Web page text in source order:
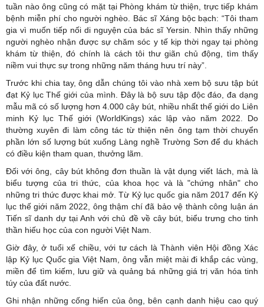
tuần nào ông cũng có mặt tại Phòng khám từ thiện, trực tiếp khám
bệnh miễn phí cho người nghèo. Bác sĩ Xáng bộc bạch: “Tôi tham
gia vì muốn tiếp nối di nguyện của bác sĩ Yersin. Nhìn thấy những
người nghèo nhận được sự chăm sóc y tế kịp thời ngay tại phòng
khám từ thiện, đó chính là cách tôi thư giãn chủ động, tìm thấy
niềm vui thực sự trong những năm tháng hưu trí này”.
Trước khi chia tay, ông dẫn chúng tôi vào nhà xem bộ sưu tập bút
đạt Kỷ lục Thế giới của mình. Đây là bộ sưu tập độc đáo, đa dạng
mẫu mã có số lượng hơn 4.000 cây bút, nhiều nhất thế giới do Liên
minh Kỷ lục Thế giới (WorldKings) xác lập vào năm 2022. Do
thường xuyên đi làm công tác từ thiện nên ông tạm thời chuyển
phần lớn số lượng bút xuống Làng nghề Trường Sơn để du khách
có điều kiện tham quan, thưởng lãm.
Đối với ông, cây bút không đơn thuần là vật dụng viết lách, mà là
biểu tượng của tri thức, của khoa học và là "chứng nhân" cho
những tri thức được khai mở. Từ Kỷ lục quốc gia năm 2017 đến Kỷ
lục thế giới năm 2022, ông thậm chí đã bảo vệ thành công luận án
Tiến sĩ danh dự tại Anh với chủ đề về cây bút, biểu trưng cho tinh
thần hiếu học của con người Việt Nam.
Giờ đây, ở tuổi xế chiều, với tư cách là Thành viên Hội đồng Xác
lập Kỷ lục Quốc gia Việt Nam, ông vẫn miệt mài đi khắp các vùng,
miền để tìm kiếm, lưu giữ và quảng bá những giá trị văn hóa tinh
túy của đất nước.
Ghi nhận những cống hiến của ông, bên cạnh danh hiệu cao quý